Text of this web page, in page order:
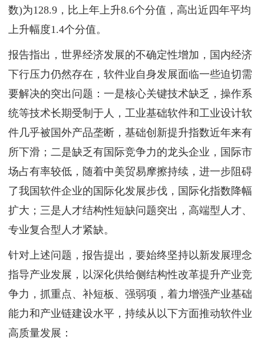
数)为128.9，比上年上升8.6个分值，高出近四年平均
上升幅度1.4个分值。
报告指出，世界经济发展的不确定性增加，国内经济
下行压力仍然存在，软件业自身发展面临一些迫切需
要解决的突出问题：一是核心关键技术缺乏，操作系
统等技术长期受制于人，工业基础软件和工业设计软
件几乎被国外产品垄断，基础创新提升指数近年来有
所下滑；二是缺乏有国际竞争力的龙头企业，国际市
场占有率较低，随着中美贸易摩擦持续，进一步阻碍
了我国软件企业的国际化发展步伐，国际化指数降幅
扩大；三是人才结构性短缺问题突出，高端型人才、
专业复合型人才紧缺。
针对上述问题，报告提出，要始终坚持以新发展理念
指导产业发展，以深化供给侧结构性改革提升产业竞
争力，抓重点、补短板、强弱项，着力增强产业基础
能力和产业链建设水平，持续从以下方面推动软件业
高质量发展：